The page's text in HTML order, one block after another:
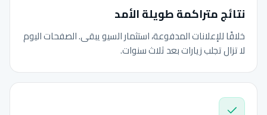
نتائج متراكمة طويلة الأمد
خلافًا للإعلانات المدفوعة، استثمار السيو يبقى. الصفحات اليوم
لا تزال تجلب زيارات بعد ثلاث سنوات.